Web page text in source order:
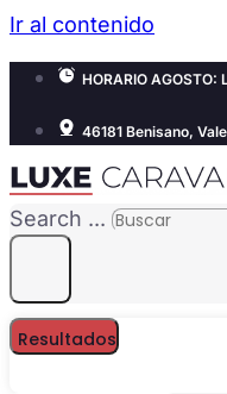
Ir al contenido
HORARIO
46181 Benisano,
Search ...
Resultados